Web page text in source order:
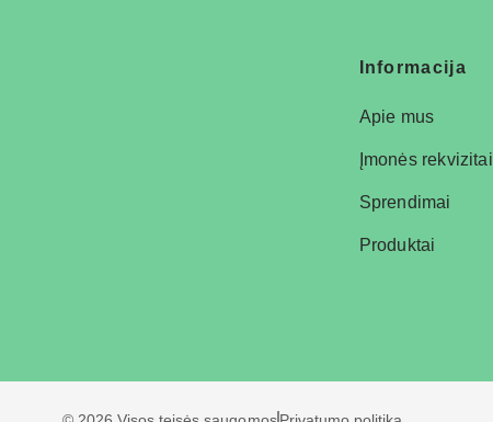
Informacija
Apie mus
Įmonės rekvizitai
Sprendimai
Produktai